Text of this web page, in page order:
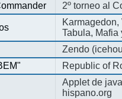
2º torneo al
Tabula, Mafia
Zendo
Republic of
Applet de
hispano.org